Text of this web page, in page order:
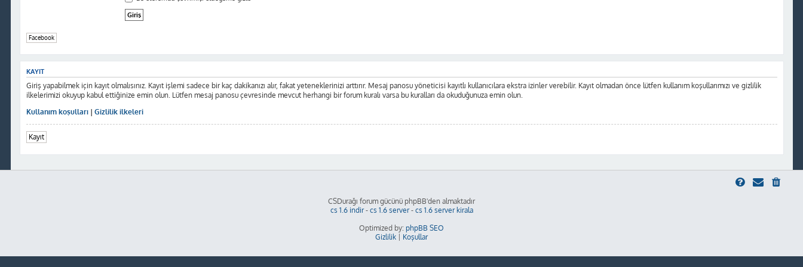
Facebook
KAYIT
Giriş yapabilmek için kayıt olmalısınız. Kayıt işlemi sadece bir kaç dakikanızı alır, fakat yeteneklerinizi arttırır. Mesaj panosu yöneticisi kayıtlı kullanıcılara ekstra izinler verebilir. Kayıt olmadan önce lütfen kullanım koşullarımızı ve gizlilik
ilkelerimizi okuyup kabul ettiğinize emin olun. Lütfen mesaj panosu çevresinde mevcut herhangi bir forum kuralı varsa bu kuralları da okuduğunuza emin olun.
Kullanım koşulları| Gizlilik ilkeleri
Kayıt
CSDurağı forum gücünü phpBB'den almaktadır
cs 1.6 indir- cs 1.6 server- cs 1.6 server kirala
Optimized by: phpBB SEO
Gizlilik | Koşullar